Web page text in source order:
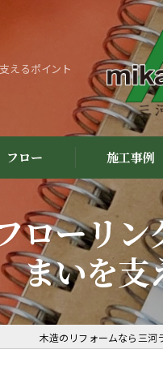
えるポイント
フロー 施工事例
ローリ
まいを支
木造のリフォームなら三河